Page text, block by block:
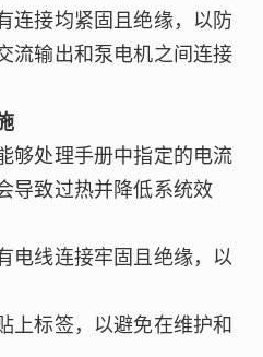
连接均紧固且绝缘，以防
流输出和泵电机之间连接
够处理手册中指定的电流
导致过热并降低系统效
电线连接牢固且绝缘，以
上标签，以避免在维护和